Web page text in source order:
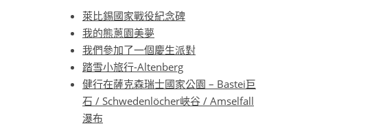
萊比錫國家戰役紀念碑
我的熊蔥園美夢
我們參加了一個慶生派對
踏雪小旅行-Altenberg
健行在薩克森瑞士國家公園 – Bastei巨
石 / Schwedenlöcher峽谷 / Amselfall
瀑布